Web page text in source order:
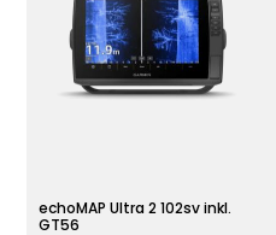
echoMAP Ultra 2 102sv inkl.
GT56